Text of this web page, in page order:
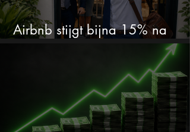
Airbnb stijgt bijna 15% na
cijfers: vooral dit AI-cijfer valt op